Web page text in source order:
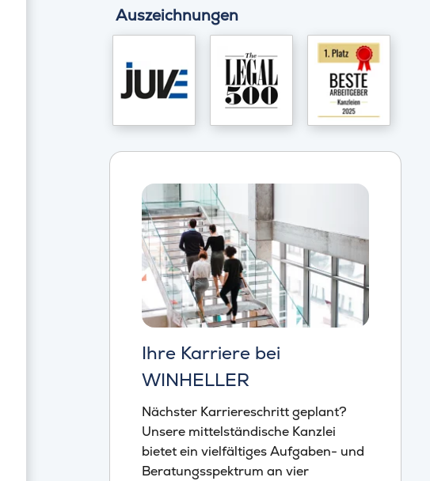
Auszeichnungen
Ihre Karriere bei
WINHELLER
Nächster Karriereschritt geplant?
Unsere mittelständische Kanzlei
bietet ein vielfältiges Aufgaben- und
Beratungsspektrum an vier